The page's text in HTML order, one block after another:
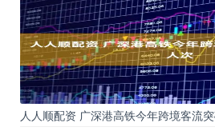
人人顺配资 广深港高铁今年跨境客流